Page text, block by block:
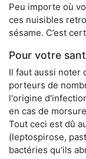
Peu importe où
ces nuisibles
sésame. C’est
Pour votre
Il faut aussi noter
porteurs de
l'origine
en cas de
Tout ceci est dû
(leptospirose,
bactéries qu’ils